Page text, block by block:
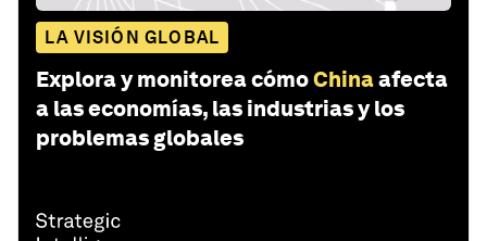
LA VISIÓN GLOBAL
Explora y monitorea cómoChinaafecta
a las economías, las industrias y los
problemas globales